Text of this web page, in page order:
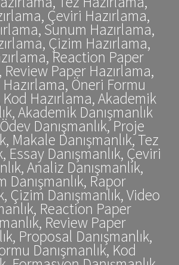
Çeviri Hazırlama,
Sunum Hazırlama,
Çizim Hazırlama,
Reaction Paper
Review Paper Hazırlama,
Öneri Formu
Kod Hazırlama, Akademik
Akademik Danışmanlık
Danışmanlık, Proje
Makale Danışmanlık, Tez
Essay Danışmanlık, Çeviri
Analiz Danışmanlık,
Danışmanlık, Rapor
Çizim Danışmanlık, Video
Reaction Paper
Review Paper
Proposal Danışmanlık,
Danışmanlık, Kod